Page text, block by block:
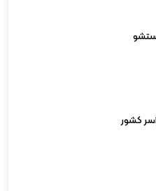
کشور